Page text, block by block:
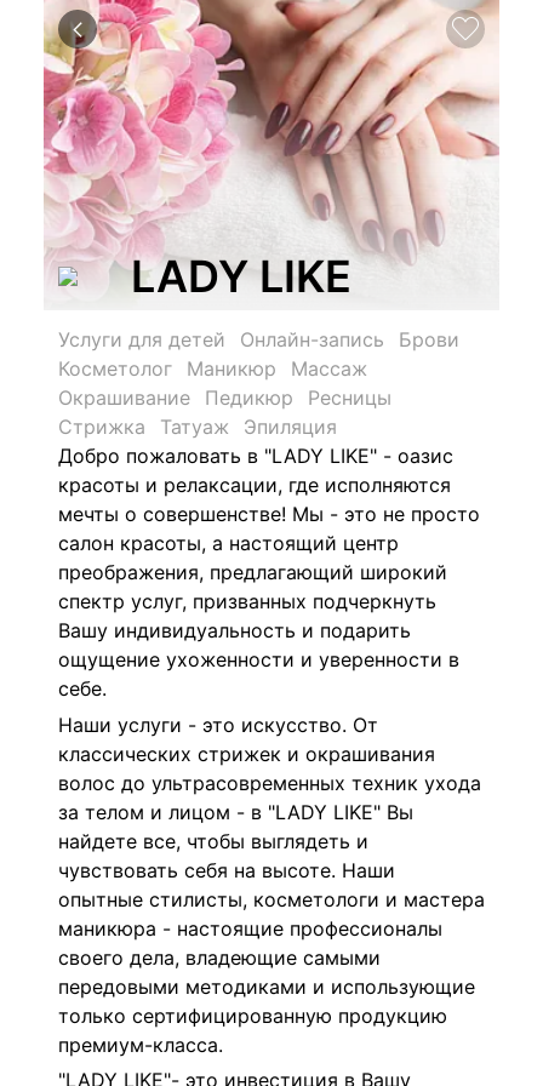
LADY LIKE
Услуги для детей Онлайн-запись
Брови
Косметолог
Маникюр
Массаж
Окрашивание
Педикюр
Ресницы
Стрижка
Татуаж
Эпиляция
Добро пожаловать в "LADY LIKE" - оазис
красоты и релаксации, где исполняются
мечты о совершенстве! Мы - это не просто
салон красоты, а настоящий центр
преображения, предлагающий широкий
спектр услуг, призванных подчеркнуть
Вашу индивидуальность и подарить
ощущение ухоженности и уверенности в
себе.
Наши услуги - это искусство. От
классических стрижек и окрашивания
волос до ультрасовременных техник ухода
за телом и лицом - в "LADY LIKE" Вы
найдете все, чтобы выглядеть и
чувствовать себя на высоте. Наши
опытные стилисты, косметологи и мастера
маникюра - настоящие профессионалы
своего дела, владеющие самыми
передовыми методиками и использующие
только сертифицированную продукцию
премиум-класса.
"LADY LIKE"- это инвестиция в Вашу